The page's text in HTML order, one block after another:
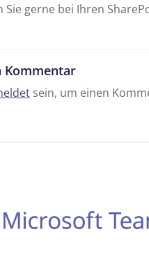
gerne bei Ihren
Kommentar
sein, um einen